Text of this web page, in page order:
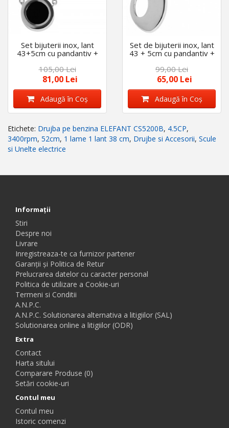
Set bijuterii inox, lant
43+5cm cu pandantiv +
cercei ,akzent
105,00 Lei
81,00 Lei
Adaugă în Coş
Set de bijuterii inox, lant
43 + 5cm cu pandantiv +
cercei ,akzent
99,00 Lei
65,00 Lei
Adaugă în Coş
Etichete: Drujba pe benzina ELEFANT CS5200B, 4.5CP,
3400rpm, 52cm, 1 lame 1 lant 38 cm, Drujbe si Accesorii, Scule
si Unelte electrice
Informaţii
Stiri
Despre noi
Livrare
Inregistreaza-te ca furnizor partener
Garanții și Politica de Retur
Prelucrarea datelor cu caracter personal
Politica de utilizare a Cookie-uri
Termeni si Conditii
A.N.P.C.
A.N.P.C. Solutionarea alternativa a litigiilor (SAL)
Solutionarea online a litigiilor (ODR)
Extra
Contact
Harta sitului
Comparare Produse (0)
Setări cookie-uri
Contul meu
Contul meu
Istoric comenzi